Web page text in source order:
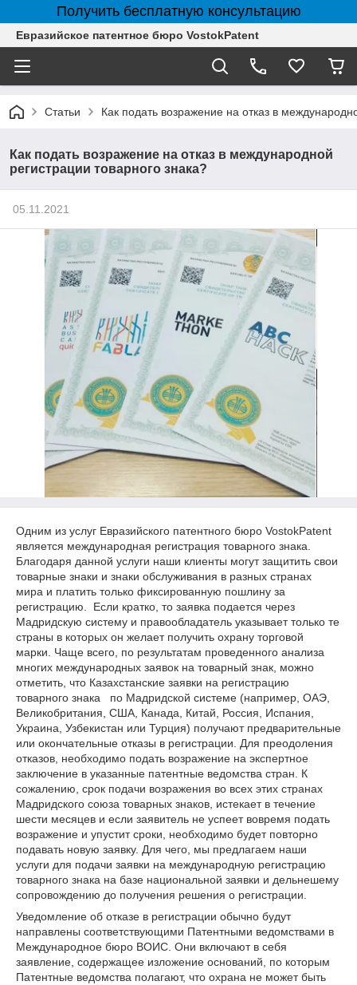
Получить бесплатную консультацию
Евразийское патентное бюро VostokPatent
Статьи Как подать возражение на отказ в
Как подать возражение на отказ в международной
регистрации товарного знака?
05.11.2021
Одним из услуг Евразийского патентного бюро VostokPatent
является международная регистрация товарного знака.
Благодаря данной услуги наши клиенты могут защитить свои
товарные знаки и знаки обслуживания в разных странах
мира и платить только фиксированную пошлину за
регистрацию. Если кратко, то заявка подается через
Мадридскую систему и правообладатель указывает только те
страны в которых он желает получить охрану торговой
марки. Чаще всего, по результатам проведенного анализа
многих международных заявок на товарный знак, можно
отметить, что Казахстанские заявки на регистрацию
товарного знака по Мадридской системе (например, ОАЭ,
Великобритания, США, Канада, Китай, Россия, Испания,
Украина, Узбекистан или Турция) получают предварительные
или окончательные отказы в регистрации. Для преодоления
отказов, необходимо подать возражение на экспертное
заключение в указанные патентные ведомства стран. К
сожалению, срок подачи возражения во всех этих странах
Мадридского союза товарных знаков, истекает в течение
шести месяцев и если заявитель не успеет вовремя подать
возражение и упустит сроки, необходимо будет повторно
подавать новую заявку. Для чего, мы предлагаем наши
услуги для подачи заявки на международную регистрацию
товарного знака на базе национальной заявки и дельнешему
сопровождению до получения решения о регистрации.
Уведомление об отказе в регистрации обычно будут
направлены соответствующими Патентными ведомствами в
Международное бюро ВОИС. Они включают в себя
заявление, содержащее изложение оснований, по которым
Патентные ведомства полагают, что охрана не может быть